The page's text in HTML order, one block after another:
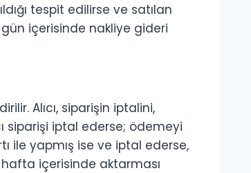
tespit edilirse ve satılan
gün içerisinde nakliye gideri
Alıcı, siparişin iptalini,
siparişi iptal ederse; ödemeyi
ile yapmış ise ve iptal ederse,
içerisinde aktarması